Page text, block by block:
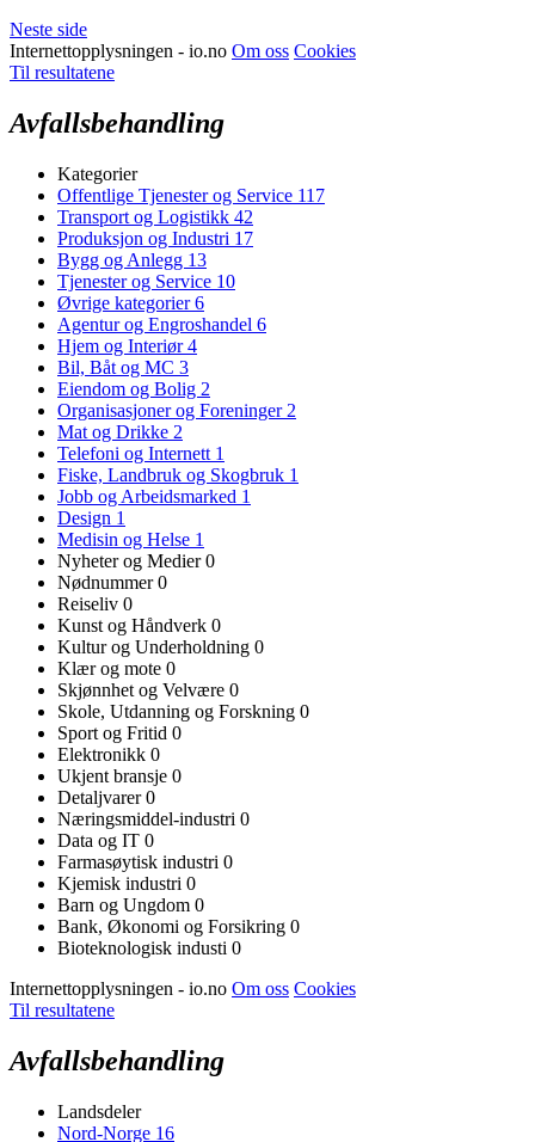
Neste side
Internettopplysningen - io.no Om oss Cookies
Til resultatene
Avfallsbehandling
Kategorier
Offentlige Tjenester og Service 117
Transport og Logistikk 42
Produksjon og Industri 17
Bygg og Anlegg 13
Tjenester og Service 10
Øvrige kategorier6
Agentur og Engroshandel 6
Hjem og Interiør4
Bil, Båt og MC 3
Eiendom og Bolig 2
Organisasjoner og Foreninger 2
Mat og Drikke 2
Telefoni og Internett 1
Fiske, Landbruk og Skogbruk 1
Jobb og Arbeidsmarked 1
Design 1
Medisin og Helse 1
Nyheter og Medier0
Nødnummer0
Reiseliv 0
Kunst og Håndverk 0
Kultur og Underholdning 0
Klær og mote 0
Skjønnhet og Velvære 0
Skole, Utdanning og Forskning 0
Sport og Fritid 0
Elektronikk 0
Ukjent bransje 0
Detaljvarer0
Næringsmiddel-industri 0
Data og IT 0
Farmasøytisk industri 0
Kjemisk industri 0
Barn og Ungdom 0
Bank, Økonomi og Forsikring 0
Bioteknologisk industi 0
Internettopplysningen - io.no Om oss Cookies
Til resultatene
Avfallsbehandling
Landsdeler
Nord-Norge 16